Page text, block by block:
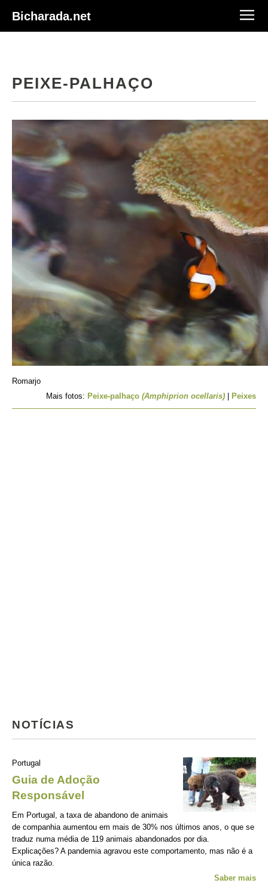
Bicharada.net
PEIXE-PALHAÇO
Romarjo
Mais fotos: Peixe-palhaço (Amphiprion ocellaris) Peixes
NOTÍCIAS
Portugal
Guia de Adoção
Responsável
Em Portugal, a taxa de abandono de animais
de companhia aumentou em mais de 30% nos últimos anos, o que se
traduz numa média de 119 animais abandonados por dia.
Explicações? A pandemia agravou este comportamento, mas não é a
única razão.
Saber mais